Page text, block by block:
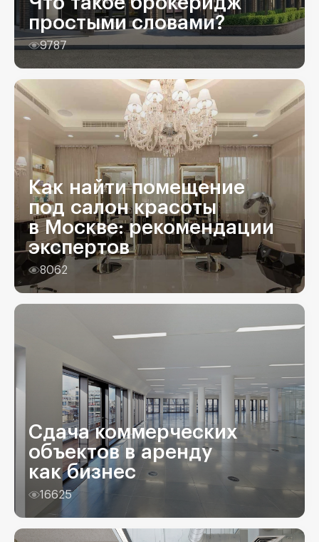
простыми словами?
9787
Как найти помещение
под салон красоты
в Москве: рекомендации
экспертов
8062
Сдача коммерческих
объектов в аренду
как бизнес
16625